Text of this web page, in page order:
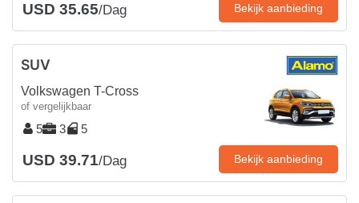
USD 35.65/Dag Bekijk aanbieding
SUV
Volkswagen T-Cross
of vergelijkbaar
5 3 5
USD 39.71/Dag Bekijk aanbieding